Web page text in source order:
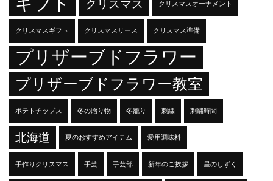
クリスマス クリスマスオーナメント
クリスマスギフト クリスマスリース クリスマス準備
プリザーブドフラワー
プリザーブドフラワー教室
ポテトチップス 冬の贈り物 冬籠り 刺繍 刺繍時間
北海道 夏のおすすめアイテム 愛用調味料
手作りクリスマス 手芸 手芸部 新年のご挨拶 星のしずく